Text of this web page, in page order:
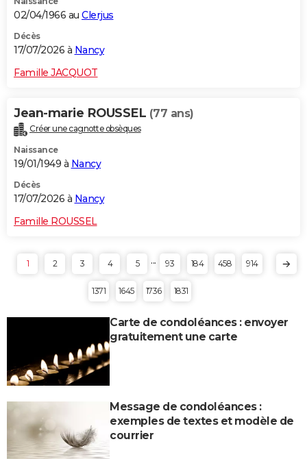
02/04/1966 au Clerjus
Décès
17/07/2026 à Nancy
Famille JACQUOT
Jean-marie ROUSSEL (77 ans)
Créer une cagnotte obsèques
Naissance
19/01/1949 à Nancy
Décès
17/07/2026 à Nancy
Famille ROUSSEL
1 2 3 4 5 ... 93 184 458 914
1371 1645 1736 1831
Carte de condoléances : envoyer
gratuitement une carte
Message de condoléances :
exemples de textes et modèle de
courrier